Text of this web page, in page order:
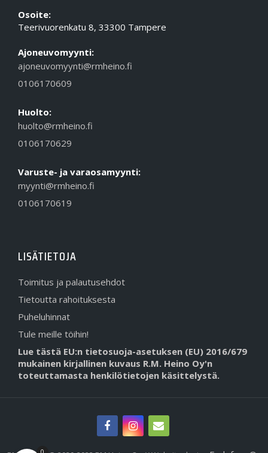
Osoite:
Teerivuorenkatu 8, 33300 Tampere
Ajoneuvomyynti:
ajoneuvomyynti@rmheino.fi
0106170609
Huolto:
huolto@rmheino.fi
0106170629
Varuste- ja varaosamyynti:
myynti@rmheino.fi
0106170619
LISÄTIETOJA
Toimitus ja palautusehdot
Tietoutta rahoituksesta
Puheluhinnat
Tule meille töihin!
Lue tästä EU:n tietosuoja-asetuksen (EU) 2016/679
mukainen kirjallinen kuvaus R.M. Heino Oy'n
toteuttamasta henkilötietojen käsittelystä.